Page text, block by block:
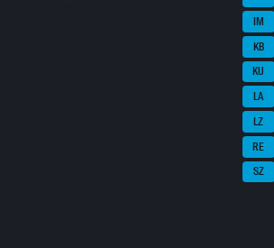
IM
KB
KU
LA
LZ
RE
SZ